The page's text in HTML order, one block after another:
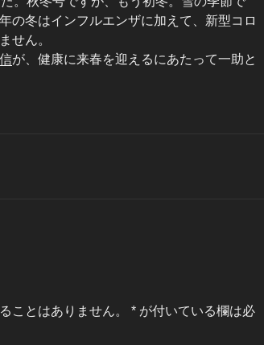
の冬はインフルエンザに加えて、新型コロ
せん。
が、健康に来春を迎えるにあたって一助と
ことはありません。 * が付いている欄は必